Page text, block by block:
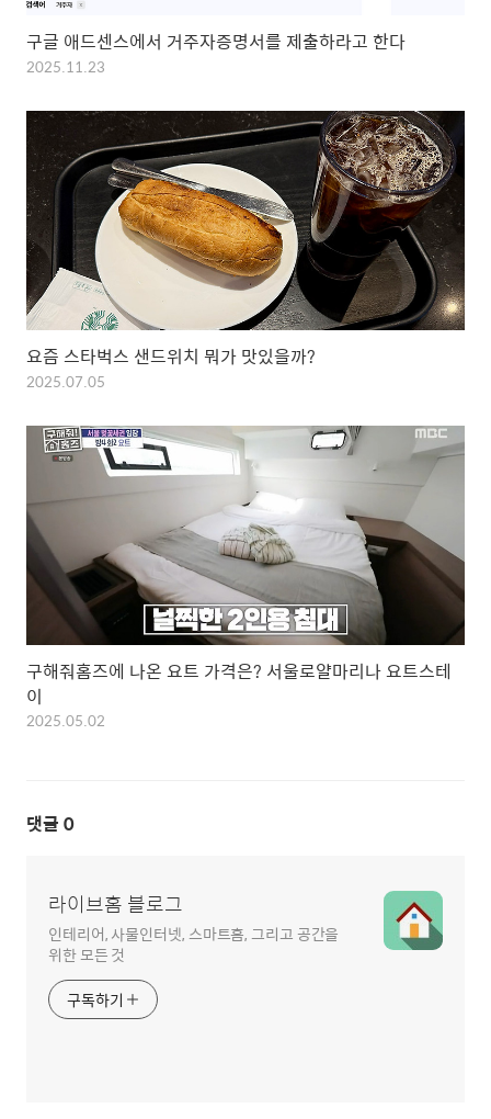
구글 애드센스에서 거주자증명서를 제출하라고 한다
2025.11.23
요즘 스타벅스 샌드위치 뭐가 맛있을까?
2025.07.05
구해줘홈즈에 나온 요트 가격은? 서울로얄마리나 요트스테
이
2025.05.02
댓글 0
라이브홈 블로그
인테리어, 사물인터넷, 스마트홈, 그리고 공간을
위한 모든 것
구독하기